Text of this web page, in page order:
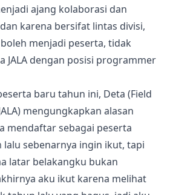
ajang kolaborasi dan
dan karena bersifat lintas divisi,
menjadi peserta, tidak
JALA dengan posisi programmer
baru tahun ini, Deta (Field
mengungkapkan alasan
mendaftar sebagai peserta
lalu sebenarnya ingin ikut, tapi
latar belakangku bukan
aku ikut karena melihat